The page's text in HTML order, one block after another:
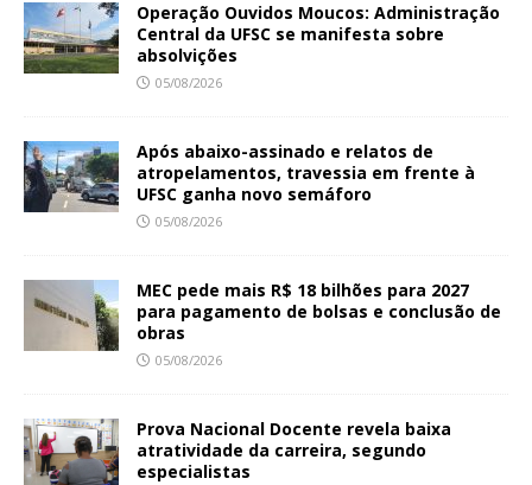
Operação Ouvidos Moucos: Administração
Central da UFSC se manifesta sobre
absolvições
05/08/2026
Após abaixo-assinado e relatos de
atropelamentos, travessia em frente à
UFSC ganha novo semáforo
05/08/2026
MEC pede mais R$ 18 bilhões para 2027
para pagamento de bolsas e conclusão de
obras
05/08/2026
Prova Nacional Docente revela baixa
atratividade da carreira, segundo
especialistas